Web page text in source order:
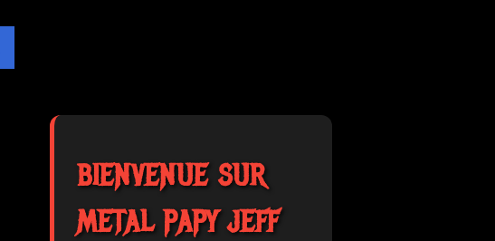
BIENVENUE SUR
METAL PAPY JEFF